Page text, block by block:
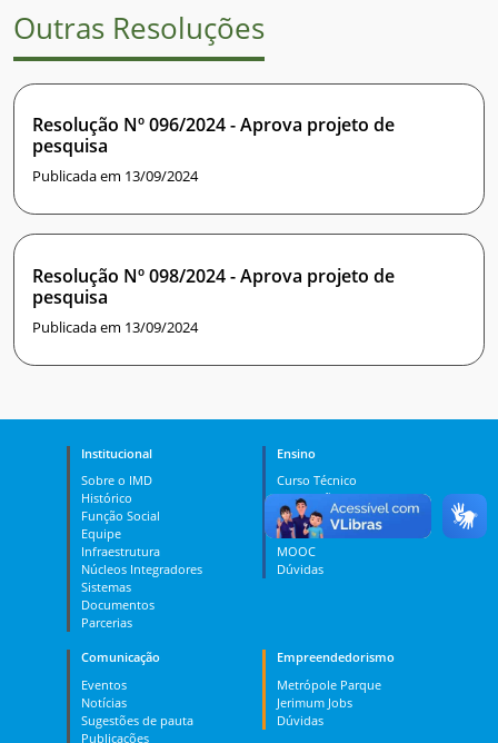
Outras Resoluções
Resolução Nº 096/2024 - Aprova projeto de
pesquisa
Publicada em 13/09/2024
Resolução Nº 098/2024 - Aprova projeto de
pesquisa
Publicada em 13/09/2024
Institucional
Sobre o IMD
Histórico
Função Social
Equipe
Infraestrutura
Núcleos Integradores
Sistemas
Documentos
Parcerias
Ensino
Curso Técnico
Graduação
Pós-graduação
PES
MOOC
Dúvidas
Comunicação
Eventos
Notícias
Sugestões de pauta
Publicações
Empreendedorismo
Metrópole Parque
Jerimum Jobs
Dúvidas